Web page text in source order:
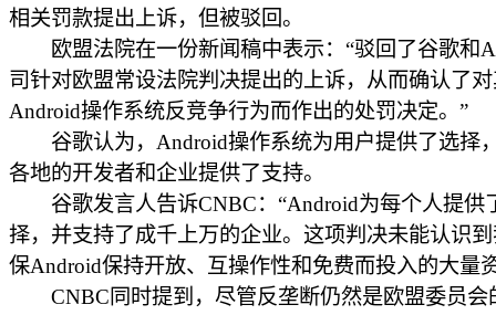
相关罚款提出上诉，但被驳回。
欧盟法院在一份新闻稿中表示：“驳回了谷歌和
司针对欧盟常设法院判决提出的上诉，从而确认了
Android操作系统反竞争行为而作出的处罚决定。”
谷歌认为，Android操作系统为用户提供了选择
各地的开发者和企业提供了支持。
谷歌发言人告诉CNBC：“Android为每个人提供
择，并支持了成千上万的企业。这项判决未能认识
保Android保持开放、互操作性和免费而投入的大量
CNBC同时提到，尽管反垄断仍然是欧盟委员会